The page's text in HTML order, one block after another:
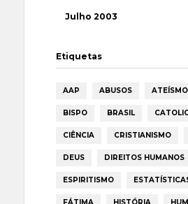
Julho 2003
Etiquetas
AAP ABUSOS ATEÍSMO
BISPO BRASIL
CIÊNCIA CRISTIANISMO
DEUS DIREITOS HUMANOS
ESPIRITISMO